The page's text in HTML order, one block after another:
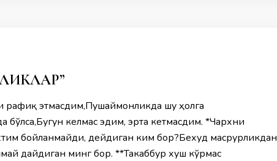
этмасдим,Пушаймонликда шу ҳолга
бўлса,Бугун келмас эдим, эрта кетмасдим. *Чархни
бойланмайди, дейдиган ким бор?Бехуд масрурликдан
дайдиган минг бор. **Такаббур хуш кўрмас